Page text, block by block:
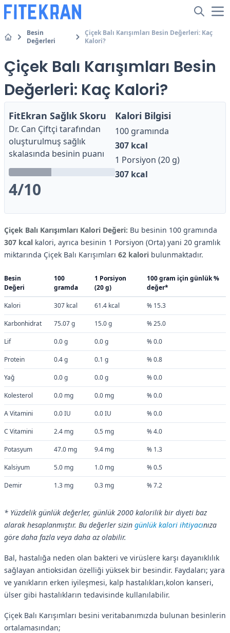
Besin
Değerleri
Çiçek Balı Karışımları Besin Değerleri: Kaç
Kalori?
Çiçek Balı Karışımları Besin
Değerleri: Kaç Kalori?
FitEkran Sağlık Skoru
Dr. Can Çiftçi tarafından
oluşturulmuş sağlık
skalasında besinin puanı
4/10
Kalori Bilgisi
100 gramında
307 kcal
1 Porsiyon (20 g)
307 kcal
Çiçek Balı Karışımları Kalori Değeri: Bu besinin 100 gramında
307 kcal kalori, ayrıca besinin 1 Porsiyon (Orta) yani 20 gramlık
miktarında Çiçek Balı Karışımları 62 kalori bulunmaktadır.
Besin
Değeri
100
gramda
1 Porsiyon
(20 g)
100 gram için günlük %
değer*
Kalori 307 kcal 61.4 kcal % 15.3
Karbonhidrat 75.07 g 15.0 g % 25.0
Lif 0.0 g 0.0 g % 0.0
Protein 0.4 g 0.1 g % 0.8
Yağ 0.0 g 0.0 g % 0.0
Kolesterol 0.0 mg 0.0 mg % 0.0
A Vitamini 0.0 IU 0.0 IU % 0.0
C Vitamini 2.4 mg 0.5 mg % 4.0
Potasyum 47.0 mg 9.4 mg % 1.3
Kalsiyum 5.0 mg 1.0 mg % 0.5
Demir 1.3 mg 0.3 mg % 7.2
* Yüzdelik günlük değerler, günlük 2000 kalorilik bir diyeti baz
alarak hesaplanmıştır. Bu değerler sizin günlük kalori ihtiyacınıza
göre daha fazla veya daha az olabilir.
Bal, hastalığa neden olan bakteri ve virüslere karşı dayanıklılık
sağlayan antioksidan özelliği yüksek bir besindir. Faydaları; yara
ve yanıkların erken iyileşmesi, kalp hastalıkları,kolon kanseri,
ülser gibi hastalıkların tedavisinde kullanılabilir.
Çiçek Balı Karışımları besini veritabanımızda bulunan besinlerin
ortalamasından;